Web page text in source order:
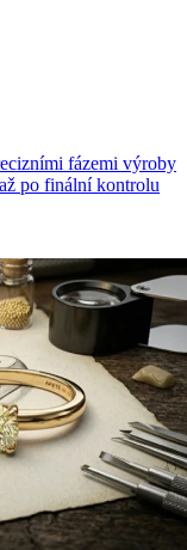
fázemi výroby
po finální kontrolu